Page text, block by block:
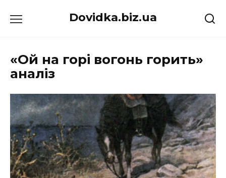
до
Dovidka.biz.ua
«Ой на горі вогонь горить»
аналіз